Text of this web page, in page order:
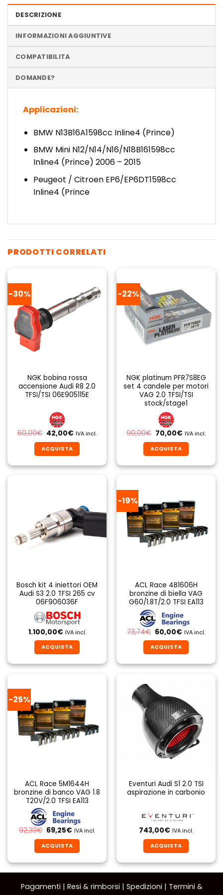
DESCRIZIONE
INFORMAZIONI AGGIUNTIVE
COMPATIBILITA
DOMANDE?
Applicazioni:
BMW N13B16A1598cc Inline4 (Prince)
BMW Mini N12/N14/N16/N18B161598cc
Inline4 (Prince) 2006 – 2015
Peugeot / Citroen EP6/EP6DT1598cc
Inline4 (Prince
PRODOTTI CORRELATI
-30%
NGK bobina rossa
accensione Audi R8 2.0
TFSI/TSI 06E905115E
60,00€ Il
prezzo
originale
era:
60,00€.
42,00€Il
attuale
è:
42,00€.
IVA incl.
ACQUISTA
-22%
NGK platinum PFR7S8EG
set 4 candele per motori
VAG 2.0 TFSI/TSI
stock/stage1
90,00€ Il
prezzo
originale
era:
90,00€.
70,00€Il
attuale
è:
70,00€.
IVA incl.
ACQUISTA
Bosch kit 4 iniettori OEM
Audi S3 2.0 TFSI 265 cv
06F906036F
1.100,00€ IVA incl.
ACQUISTA
-19%
ACL Race 4B1606H
bronzine di biella VAG
G60/1.8T/2.0 TFSI EA113
73,74€ Il
prezzo
originale
era:
73,74€.
60,00€Il
attuale
60,00€.
IVA incl.
ACQUISTA
prodotto
varianti.
Le
opzioni
possono
essere
scelte
del
prodotto
-25%
ACL Race 5M1644H
bronzine di banco VAG 1.8
T20V/2.0 TFSI EA113
92,33€ Il
prezzo
originale
era:
92,33€.
69,25€Il
attuale
è:
69,25€.
IVA incl.
ACQUISTA
prodotto
più
Eventuri Audi S1 2.0 TSI
aspirazione in carbonio
743,00€ IVA incl.
ACQUISTA
Pagamenti | Resi & rimborsi | Spedizioni | Termini &